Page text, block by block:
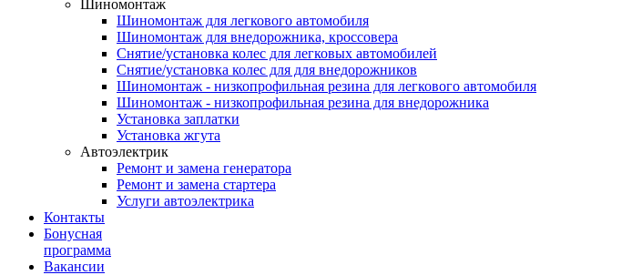
Шиномонтаж
Шиномонтаж для легкового автомобиля
Шиномонтаж для внедорожника, кроссовера
Снятие/установка колес для легковых автомобилей
Снятие/установка колес для для внедорожников
Шиномонтаж - низкопрофильная резина для легкового автомобиля
Шиномонтаж - низкопрофильная резина для внедорожника
Установка заплатки
Установка жгута
Автоэлектрик
Ремонт и замена генератора
Ремонт и замена стартера
Услуги автоэлектрика
Контакты
Бонусная
программа
Вакансии